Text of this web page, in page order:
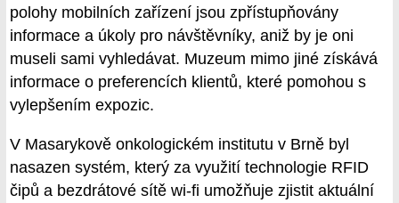
polohy mobilních zařízení jsou zpřístupňovány
informace a úkoly pro návštěvníky, aniž by je oni
museli sami vyhledávat. Muzeum mimo jiné získává
informace o preferencích klientů, které pomohou s
vylepšením expozic.
V Masarykově onkologickém institutu v Brně byl
nasazen systém, který za využití technologie RFID
čipů a bezdrátové sítě wi-fi umožňuje zjistit aktuální